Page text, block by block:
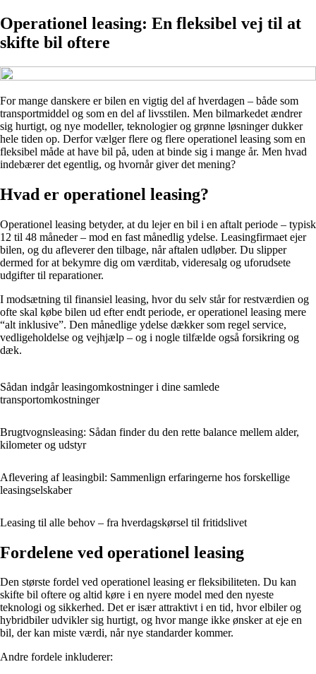
Operationel leasing: En fleksibel vej til at
skifte bil oftere
For mange danskere er bilen en vigtig del af hverdagen – både som
transportmiddel og som en del af livsstilen. Men bilmarkedet ændrer
sig hurtigt, og nye modeller, teknologier og grønne løsninger dukker
hele tiden op. Derfor vælger flere og flere operationel leasing som en
fleksibel måde at have bil på, uden at binde sig i mange år. Men hvad
indebærer det egentlig, og hvornår giver det mening?
Hvad er operationel leasing?
Operationel leasing betyder, at du lejer en bil i en aftalt periode – typisk
12 til 48 måneder – mod en fast månedlig ydelse. Leasingfirmaet ejer
bilen, og du afleverer den tilbage, når aftalen udløber. Du slipper
dermed for at bekymre dig om værditab, videresalg og uforudsete
udgifter til reparationer.
I modsætning til finansiel leasing, hvor du selv står for restværdien og
ofte skal købe bilen ud efter endt periode, er operationel leasing mere
“alt inklusive”. Den månedlige ydelse dækker som regel service,
vedligeholdelse og vejhjælp – og i nogle tilfælde også forsikring og
dæk.
Sådan indgår leasingomkostninger i dine samlede
transportomkostninger
Brugtvognsleasing: Sådan finder du den rette balance mellem alder,
kilometer og udstyr
Aflevering af leasingbil: Sammenlign erfaringerne hos forskellige
leasingselskaber
Leasing til alle behov – fra hverdagskørsel til fritidslivet
Fordelene ved operationel leasing
Den største fordel ved operationel leasing er fleksibiliteten. Du kan
skifte bil oftere og altid køre i en nyere model med den nyeste
teknologi og sikkerhed. Det er især attraktivt i en tid, hvor elbiler og
hybridbiler udvikler sig hurtigt, og hvor mange ikke ønsker at eje en
bil, der kan miste værdi, når nye standarder kommer.
Andre fordele inkluderer: